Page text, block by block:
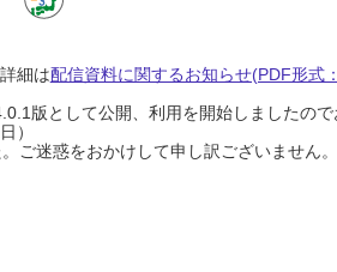
細は配信資料に関するお知らせ(PDF形式
版として公開、利用を開始しましたの
）
ご迷惑をおかけして申し訳ございません